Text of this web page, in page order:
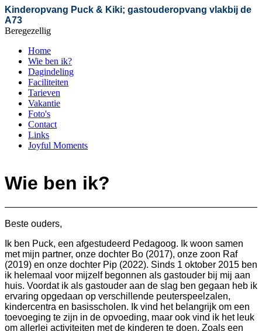
Kinderopvang Puck & Kiki; gastouderopvang vlakbij de
A73
Beregezellig
Home
Wie ben ik?
Dagindeling
Faciliteiten
Tarieven
Vakantie
Foto's
Contact
Links
Joyful Moments
Wie ben ik?
Beste ouders,
Ik ben Puck, een afgestudeerd Pedagoog. Ik woon samen
met mijn partner, onze dochter Bo (2017), onze zoon Raf
(2019) en onze dochter Pip (2022). Sinds 1 oktober 2015 ben
ik helemaal voor mijzelf begonnen als gastouder bij mij aan
huis. Voordat ik als gastouder aan de slag ben gegaan heb ik
ervaring opgedaan op verschillende peuterspeelzalen,
kindercentra en basisscholen. Ik vind het belangrijk om een
toevoeging te zijn in de opvoeding, maar ook vind ik het leuk
om allerlei activiteiten met de kinderen te doen. Zoals een